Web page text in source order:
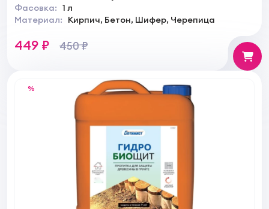
Фасовка: 1 л
Материал:
Кирпич, Бетон, Шифер, Черепица
449 ₽ 450 ₽
%